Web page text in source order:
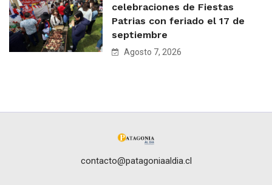
celebraciones de Fiestas
Patrias con feriado el 17 de
septiembre
Agosto 7, 2026
contacto@patagoniaaldia.cl